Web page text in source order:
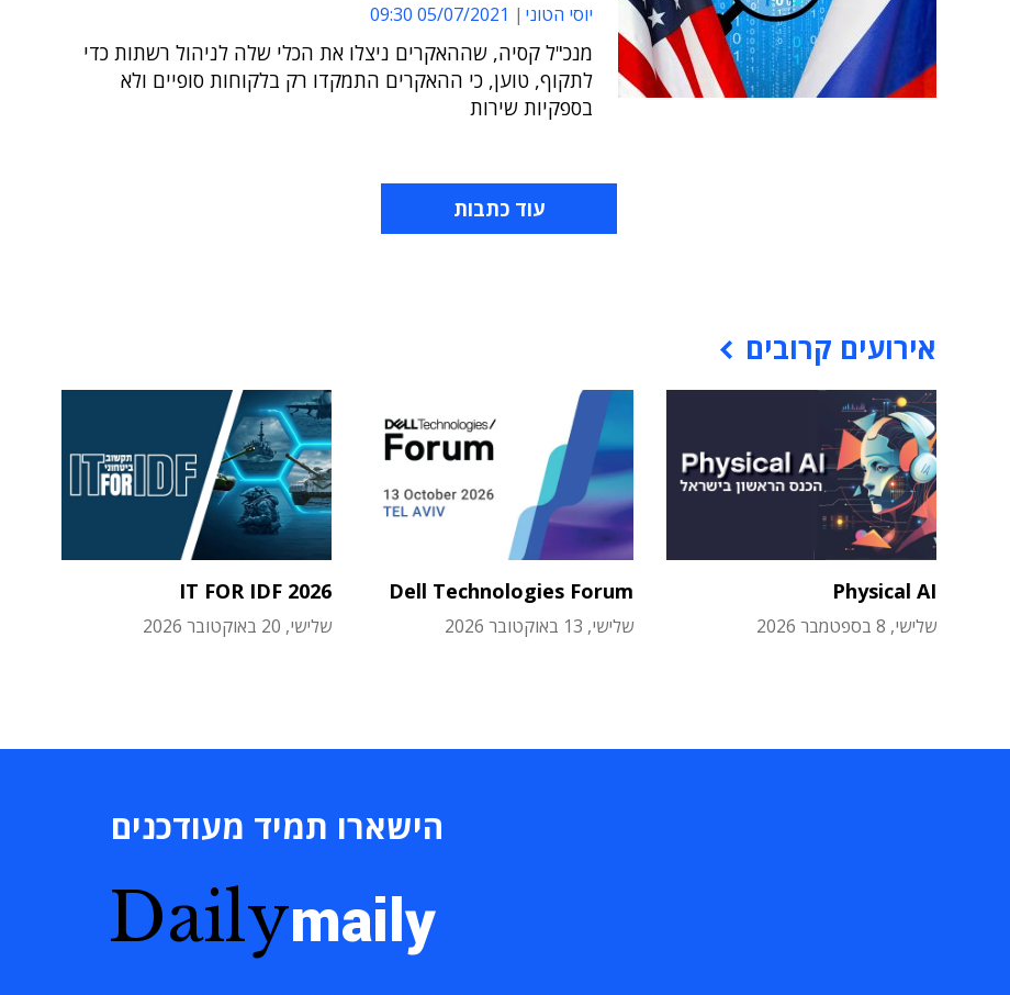
יוסי הטוני 05/07/2021 09:30
מנכ"ל קסיה, שההאקרים ניצלו את הכלי שלה לניהול רשתות כדי
לתקוף, טוען, כי ההאקרים התמקדו רק בלקוחות סופיים ולא
בספקיות שירות
עוד כתבות
אירועים קרובים
Physical AI
שלישי, 8 בספטמבר 2026
Dell Technologies Forum
שלישי, 13 באוקטובר 2026
IT FOR IDF 2026
שלישי, 20 באוקטובר 2026
הישארו תמיד מעודכנים
Dailymaily